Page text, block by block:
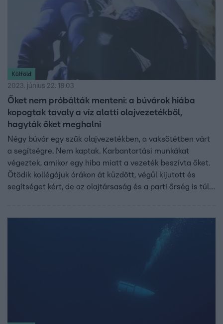
Külföld
2023. június 22. 18:03
Őket nem próbálták menteni: a búvárok hiába
kopogtak tavaly a víz alatti olajvezetékből,
hagyták őket meghalni
Négy búvár egy szűk olajvezetékben, a vaksötétben várt
a segítségre. Nem kaptak. Karbantartási munkákat
végeztek, amikor egy hiba miatt a vezeték beszívta őket.
Ötödik kollégájuk órákon át küzdött, végül kijutott és
segítséget kért, de az olajtársaság és a parti őrség is túl
túlélő attól tart, szőnyeg alá söpörhetik az ügyet.